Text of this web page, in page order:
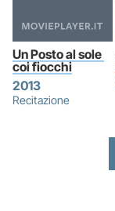
Un Posto al sole
coi fiocchi
2013
Recitazione